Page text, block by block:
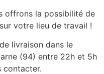
offrons la possibilité de
votre lieu de travail !
livraison dans le
(94) entre 22h et 5h
contacter.